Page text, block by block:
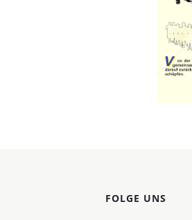
FOLGE UNS